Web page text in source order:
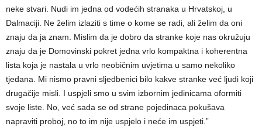
neke stvari. Nudi im jedna od vodećih stranaka u Hrvatskoj, u
Dalmaciji. Ne želim izlaziti s time o kome se radi, ali želim da oni
znaju da ja znam. Mislim da je dobro da stranke koje nas okružuju
znaju da je Domovinski pokret jedna vrlo kompaktna i koherentna
lista koja je nastala u vrlo neobičnim uvjetima u samo nekoliko
tjedana. Mi nismo pravni sljedbenici bilo kakve stranke već ljudi koji
drugačije misli. I uspjeli smo u svim izbornim jedinicama oformiti
svoje liste. No, već sada se od strane pojedinaca pokušava
napraviti proboj, no to im nije uspjelo i neće im uspjeti.”